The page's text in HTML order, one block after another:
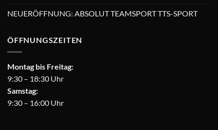
NEUERÖFFNUNG: ABSOLUT TEAMSPORT TTS-SPORT
ÖFFNUNGSZEITEN
Montag bis Freitag:
9:30 – 18:30 Uhr
Samstag:
9:30 – 16:00 Uhr